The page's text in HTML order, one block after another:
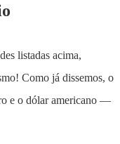
listadas acima,
Como já dissemos, o
e o dólar americano —